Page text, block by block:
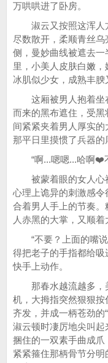
万哄哄进了卧房。
淑云又按照这浑人
尽数散开，柔顺青丝
侧，曼妙曲线被遮去
里，小美人皮肤白嫩
冰肌似少女，成熟丰腴
这厢被男人抱着坐
而来的黑布遮住，受
间紧紧夹着男人厚实
那平日里摸惯了兵器的
“啊...嗯嗯...哈啊❤️
被蒙着眼的女人心
心理上诡异的刺激感
合着男人手上的节奏
人赤黑的大掌，又顺着
“不要？上面的嘴说
得把老子的手指都给吸
快手上动作。
那春水越流越多，
机，大拇指突然狠狠
齐发，并成一柄苍劲的
淑云顿时凄厉地尖叫
捆住的一双素手曲成
紧紧箍住那柄骨节分明